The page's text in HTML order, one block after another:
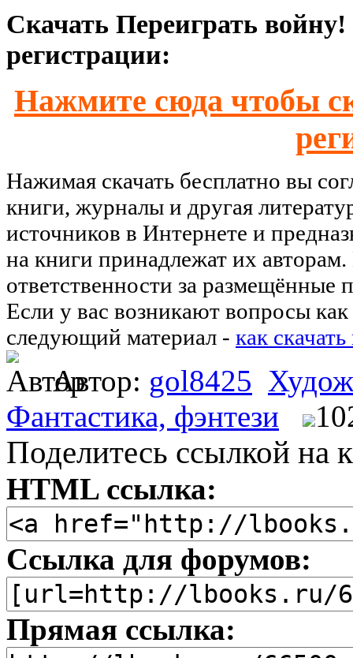
Скачать Переиграть войну!
регистрации:
Нажмите сюда чтобы
Нажимая скачать бесплатно вы
книги, журналы и другая
источников в Интернете и
на книги принадлежат их
ответственности за размещённые
Если у вас возникают вопросы как
следующий материал - как
Автор: gol8425
Фантастика, фэнтези
Поделитесь ссылкой на
HTML ссылка:
Ссылка для форумов:
Прямая ссылка: